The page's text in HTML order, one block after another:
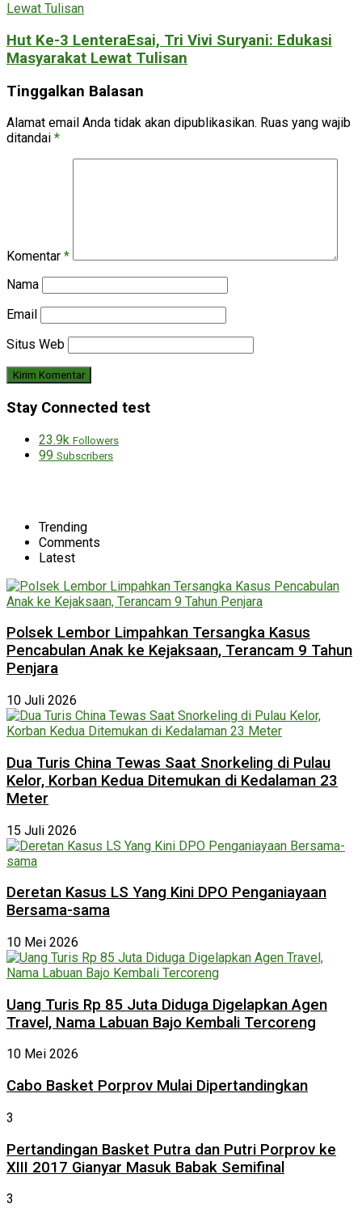
Hut Ke-3 LenteraEsai, Tri Vivi Suryani: Edukasi
Masyarakat Lewat Tulisan
Tinggalkan Balasan
Alamat email Anda tidak akan dipublikasikan. Ruas yang wajib
ditandai *
Komentar *
Nama
Email
Situs Web
Stay Connected test
23.9k Followers
99 Subscribers
Trending
Comments
Latest
Polsek Lembor Limpahkan Tersangka Kasus
Pencabulan Anak ke Kejaksaan, Terancam 9 Tahun
Penjara
10 Juli 2026
Dua Turis China Tewas Saat Snorkeling di Pulau
Kelor, Korban Kedua Ditemukan di Kedalaman 23
Meter
15 Juli 2026
Deretan Kasus LS Yang Kini DPO Penganiayaan
Bersama-sama
10 Mei 2026
Uang Turis Rp 85 Juta Diduga Digelapkan Agen
Travel, Nama Labuan Bajo Kembali Tercoreng
10 Mei 2026
Cabo Basket Porprov Mulai Dipertandingkan
3
Pertandingan Basket Putra dan Putri Porprov ke
XIII 2017 Gianyar Masuk Babak Semifinal
3